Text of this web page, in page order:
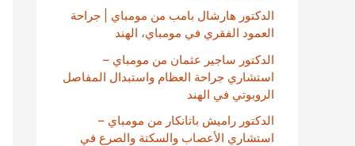
الدكتور هارشال بامب من مومباي | جراحة
العمود الفقري في مومباي، الهند
الدكتور ساجير عثمان من مومباي –
استشاري جراحة العظام واستبدال المفاصل
الروبوتي في الهند
الدكتور راميش باتانكار من مومباي –
استشاري الأعصاب والسكتة والصرع في